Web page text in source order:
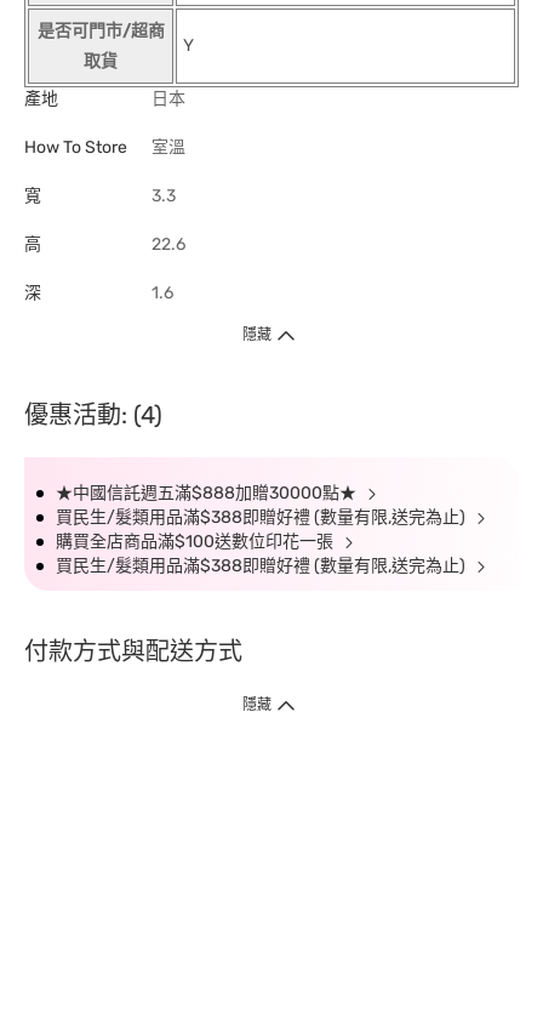
是否可門市/超商
取貨
Y
產地 日本
How To Store 室溫
寬 3.3
高 22.6
深 1.6
隱藏
優惠活動: (4)
★中國信託週五滿$888加贈30000點★
買民生/髮類用品滿$388即贈好禮 (數量有限,送完為止)
購買全店商品滿$100送數位印花一張
買民生/髮類用品滿$388即贈好禮 (數量有限,送完為止)
付款方式與配送方式
隱藏